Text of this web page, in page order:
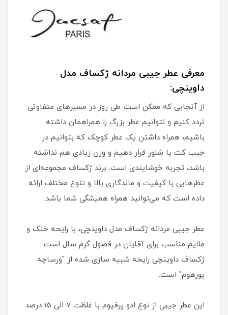
معرفی عطر جیبی مردانه ژکساف مدل
داوینچی:
از آنجایی که ممکن است طی روز در مسیرهای متفاوتی
تردد کنیم و نتوانیم عطر بزرگ را همراهمان داشته
باشیم، همراه داشتن یک عطر کوچک که بتوانیم در
جیب کت یا شلور قرار دهیم و وزن زیادی هم نداشته
باشد، تجربه خوشایندی است. برند ژکساف مجموعه‌ای از
عطرهایی با کیفیت و ماندگاری بالا و تنوع مختلف ارائه
داده است که می‌توانید همراه همیشگی شما باشد.
عطر جیبی مردانه ژکساف مدل داوینچی، با رایحه خنک و
ملایم مناسب برای آقایان در فصول گرم سال است.
ژکساف داوینچی رایحه شبیه سازی شده از "ورساچه
پورهوم" است.
این عطر جیبی از نوع ادو پرفیوم با غلظت 7 الی 15 درصد